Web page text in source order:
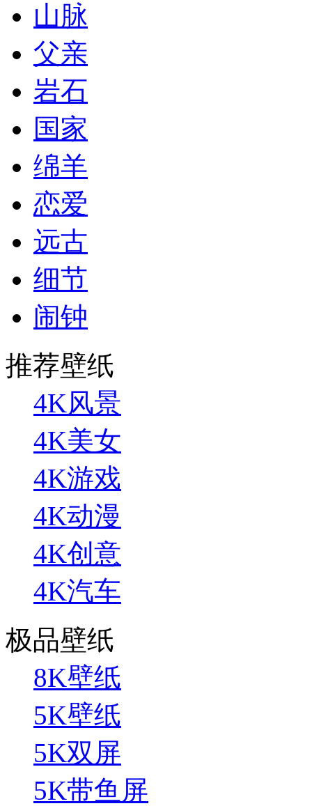
山脉
父亲
岩石
国家
绵羊
恋爱
远古
细节
闹钟
推荐壁纸
4K风景
4K美女
4K游戏
4K动漫
4K创意
4K汽车
极品壁纸
8K壁纸
5K壁纸
5K双屏
5K带鱼屏